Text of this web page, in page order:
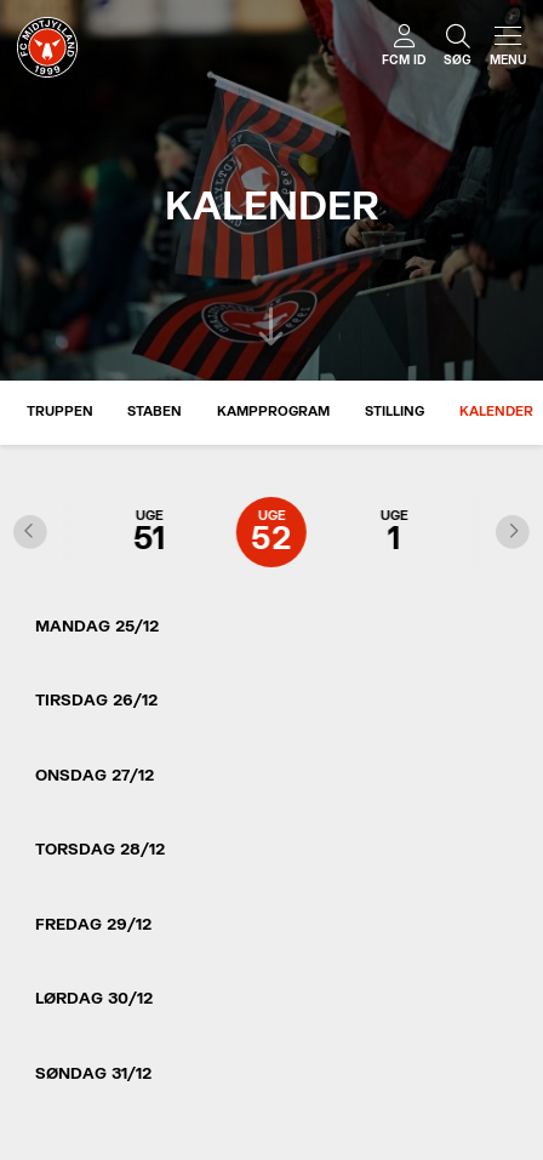
FCM ID SØG MENU
KALENDER
TRUPPEN STABEN KAMPPROGRAM STILLING KALENDER
UGE
50
UGE
51
UGE
52
UGE
1
UGE
2
MANDAG 25/12
TIRSDAG 26/12
ONSDAG 27/12
TORSDAG 28/12
FREDAG 29/12
LØRDAG 30/12
SØNDAG 31/12